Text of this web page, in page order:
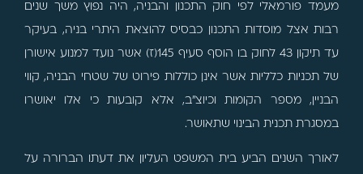
מעמד פורמאלי לפי חוק התכנון והבניה, היה נפוץ משך שנים
רבות אצל מוסדות התכנון כבסיס להוצאת היתרי בניה, בעיקר
עד תיקון 43 לחוק בו הוסף סעיף 145(ז) אשר נועד למנוע אישורן
של תכניות כלליות אשר אינן כוללות פירוט של שטחי הבניה, קווי
הבניין, מספר הקומות וכיוצ"ב, אלא קובעות כי אלו יאושרו
במסגרת תכנית הבינוי שתאושר.
לאורך השנים הביע בית המשפט העליון את דעתו הברורה על